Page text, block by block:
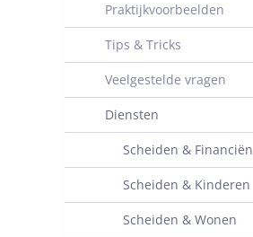
Praktijkvoorbeelden
Tips & Tricks
Veelgestelde vragen
Diensten
Scheiden & Financiën
Scheiden & Kinderen
Scheiden & Wonen